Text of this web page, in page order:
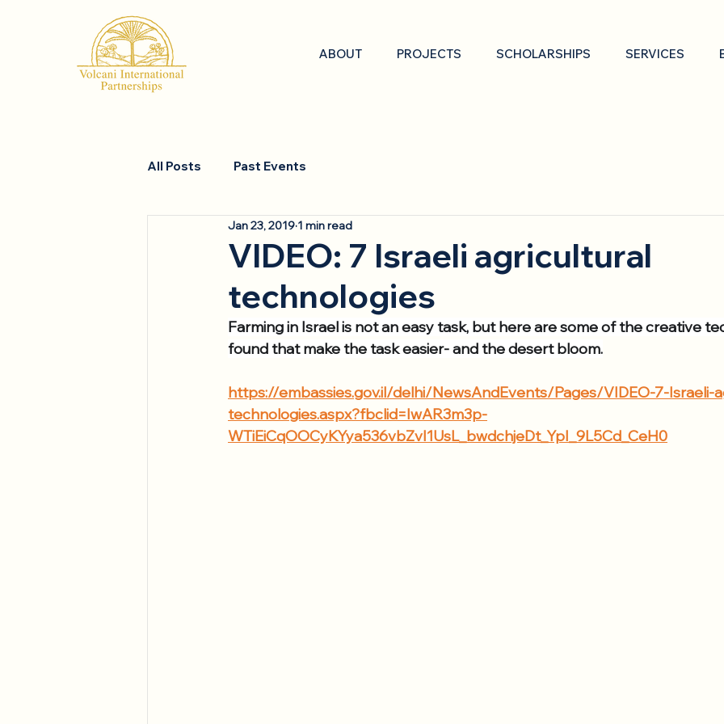
ABOUT PROJECTS SCHOLARSHIPS SERVICES
All Posts Past Events
VIDEO: 7 Israeli agricultural
technologies
Jan 23, 2019 1 min read
Farming in Israel is not an easy task, but here are some of the creative
found that make the task easier- and the desert bloom.
https://embassies.gov.il/delhi/NewsAndEvents/Pages/VIDEO-7-Israeli-
technologies.aspx?fbclid=IwAR3m3p-
WTiEiCqOOCyKYya536vbZvI1UsL_bwdchjeDt_YpI_9L5Cd_CeH0